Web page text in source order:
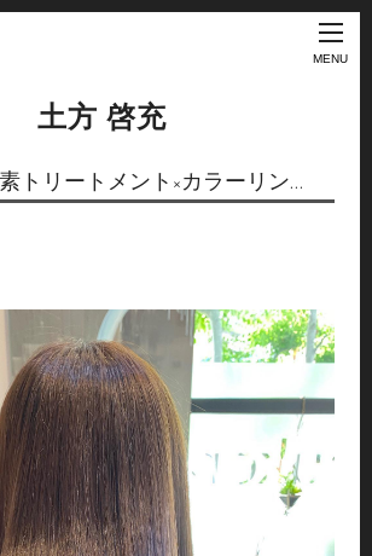
MENU
土方 啓充
トリートメント×カラーリン…